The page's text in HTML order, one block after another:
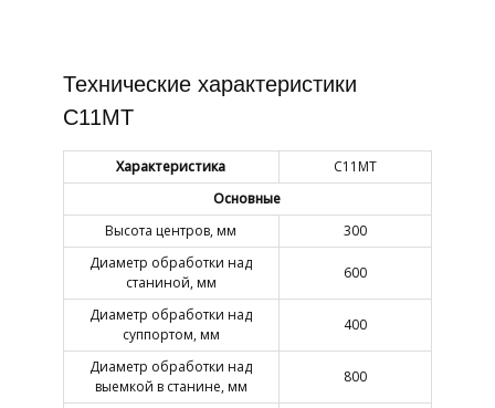
Технические характеристики
С11МТ
Характеристика
C11MT
Основные
Высота центров, мм
300
Диаметр обработки над
станиной, мм
600
Диаметр обработки над
суппортом, мм
400
Диаметр обработки над
выемкой в станине, мм
800